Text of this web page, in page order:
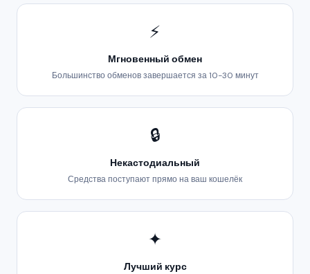
⚡
Мгновенный обмен
Большинство обменов завершается за 10-30 минут
🔒
Некастодиальный
Средства поступают прямо на ваш кошелёк
✦
Лучший курс